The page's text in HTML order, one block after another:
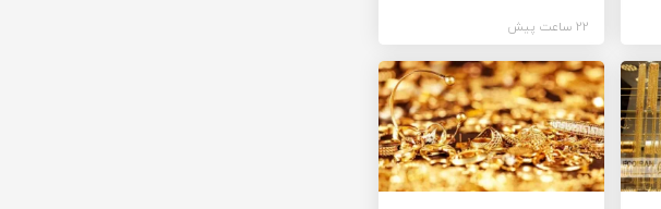
22 ساعت پیش